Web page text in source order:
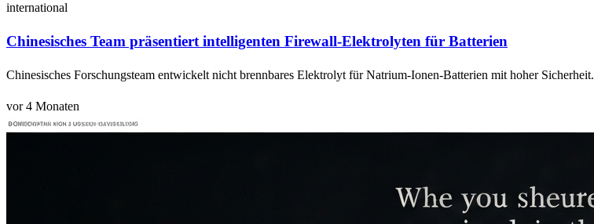
international
Chinesisches Team präsentiert intelligenten Firewall-Elektrolyten für Batterien
Chinesisches Forschungsteam entwickelt nicht brennbares Elektrolyt für Natrium-Ionen-Batterien mit hoher Sicherheit.
vor 4 Monaten